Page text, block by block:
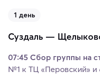
1 день
Суздаль —
07:45 Сбор группы на
№1 к ТЦ «Перовский» и